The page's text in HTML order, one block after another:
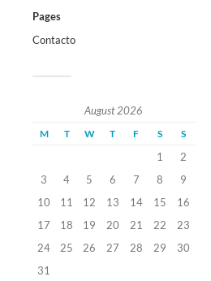
Pages
Contacto
August 2026
M T W T F S S
1
2
3
4 5 6 7 8
9
10
11 12 13 14 15
16
17
18 19 20 21 22
23
24
25 26 27 28 29
30
31